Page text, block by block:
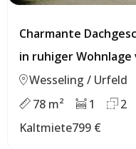
Charmante
in ruhiger
Wesseling / Urfeld
78 m²
1 2
Kaltmiete799 €